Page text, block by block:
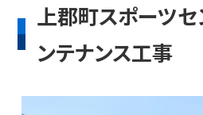
上郡町スポーツ
ンテナンス工事